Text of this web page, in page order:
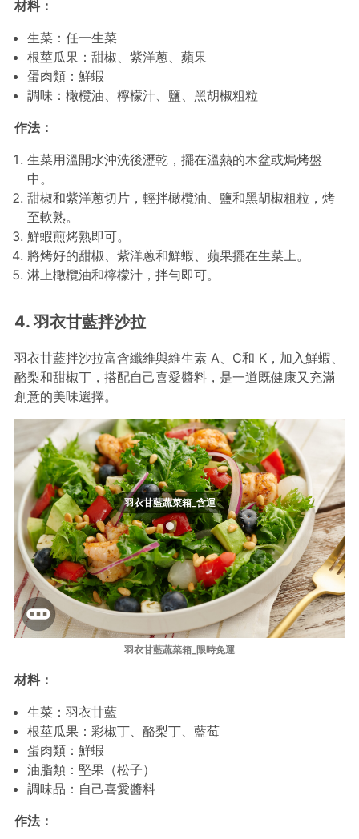
材料：
生菜：任一生菜
根莖瓜果：甜椒、紫洋蔥、蘋果
蛋肉類：鮮蝦
調味：橄欖油、檸檬汁、鹽、黑胡椒粗粒
作法：
生菜用溫開水沖洗後瀝乾，擺在溫熱的木盆或焗烤盤
中。
甜椒和紫洋蔥切片，輕拌橄欖油、鹽和黑胡椒粗粒，烤
至軟熟。
鮮蝦煎烤熟即可。
將烤好的甜椒、紫洋蔥和鮮蝦、蘋果擺在生菜上。
淋上橄欖油和檸檬汁，拌勻即可。
4. 羽衣甘藍拌沙拉
羽衣甘藍拌沙拉富含纖維與維生素 A、C和 K，加入鮮蝦、
酪梨和甜椒丁，搭配自己喜愛醬料，是一道既健康又充滿
創意的美味選擇。
羽衣甘藍蔬菜箱_含運
羽衣甘藍蔬菜箱_限時免運
材料：
生菜：羽衣甘藍
根莖瓜果：彩椒丁、酪梨丁、藍莓
蛋肉類：鮮蝦
油脂類：堅果（松子）
調味品：自己喜愛醬料
作法：